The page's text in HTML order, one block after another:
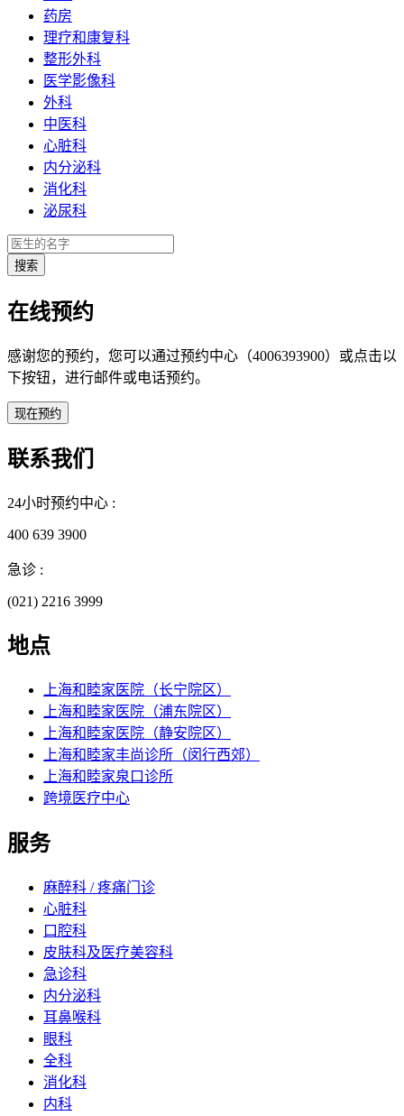
药房
理疗和康复科
整形外科
医学影像科
外科
中医科
心脏科
内分泌科
消化科
泌尿科
在线预约
感谢您的预约，您可以通过预约中心（4006393900）或点击以
下按钮，进行邮件或电话预约。
联系我们
24小时预约中心 :
400 639 3900
急诊 :
(021) 2216 3999
地点
上海和睦家医院（长宁院区）
上海和睦家医院（浦东院区）
上海和睦家医院（静安院区）
上海和睦家丰尚诊所（闵行西郊）
上海和睦家泉口诊所
跨境医疗中心
服务
麻醉科 / 疼痛门诊
心脏科
口腔科
皮肤科及医疗美容科
急诊科
内分泌科
耳鼻喉科
眼科
全科
消化科
内科